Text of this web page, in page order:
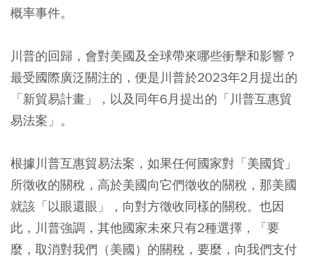
概率事件。
川普的回歸，會對美國及全球帶來哪些衝擊和影響？
最受國際廣泛關注的，便是川普於2023年2月提出的
「新貿易計畫」，以及同年6月提出的「川普互惠貿
易法案」。
根據川普互惠貿易法案，如果任何國家對「美國貨」
所徵收的關稅，高於美國向它們徵收的關稅，那美國
就該「以眼還眼」，向對方徵收同樣的關稅。也因
此，川普強調，其他國家未來只有2種選擇，「要
麼，取消對我們（美國）的關稅，要麼，向我們支付